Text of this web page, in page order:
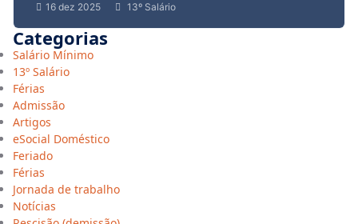
16 dez 2025 13º Salário
Categorias
Salário Mínimo
13º Salário
Férias
Admissão
Artigos
eSocial Doméstico
Feriado
Férias
Jornada de trabalho
Notícias